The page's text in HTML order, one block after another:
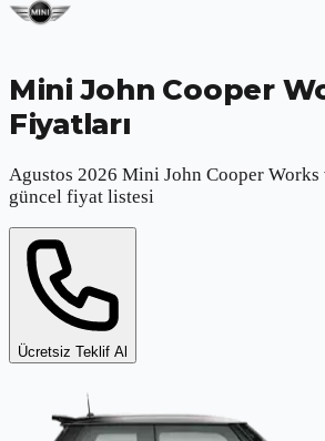
Mini John Cooper
Fiyatları
Agustos 2026 Mini John Cooper Works
güncel fiyat listesi
Ücretsiz Teklif Al